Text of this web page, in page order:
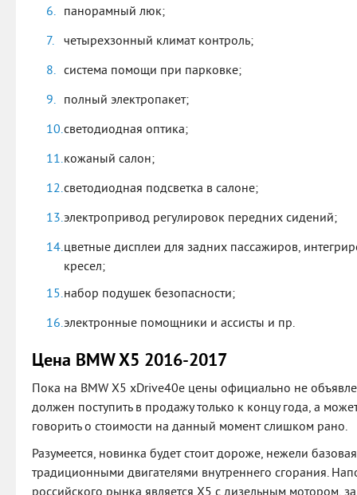
панорамный люк;
четырехзонный климат контроль;
система помощи при парковке;
полный электропакет;
светодиодная оптика;
кожаный салон;
светодиодная подсветка в салоне;
электропривод регулировок передних сидений;
цветные дисплеи для задних пассажиров,
кресел;
набор подушек безопасности;
электронные помощники и ассисты и пр.
Цена BMW X5 2016-2017
Пока на BMW X5 xDrive40e цены официально не
должен поступить в продажу только к концу года, а
говорить о стоимости на данный момент слишком рано.
Разумеется, новинка будет стоит дороже, нежели
традиционными двигателями внутреннего сгорания.